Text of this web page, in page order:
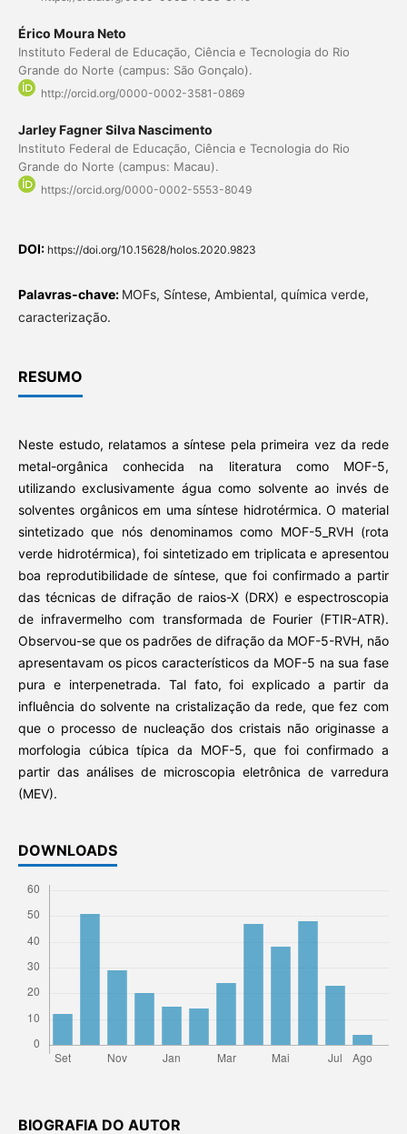
Érico Moura Neto
Instituto Federal de Educação, Ciência e Tecnologia do Rio
Grande do Norte (campus: São Gonçalo).
http://orcid.org/0000-0002-3581-0869
Jarley Fagner Silva Nascimento
Instituto Federal de Educação, Ciência e Tecnologia do Rio
Grande do Norte (campus: Macau).
https://orcid.org/0000-0002-5553-8049
DOI: https://doi.org/10.15628/holos.2020.9823
Palavras-chave: MOFs, Síntese, Ambiental, química verde,
caracterização.
RESUMO
Neste estudo, relatamos a síntese pela primeira vez da rede
metal-orgânica conhecida na literatura como MOF-5,
utilizando exclusivamente água como solvente ao invés de
solventes orgânicos em uma síntese hidrotérmica. O material
sintetizado que nós denominamos como MOF-5_RVH (rota
verde hidrotérmica), foi sintetizado em triplicata e apresentou
boa reprodutibilidade de síntese, que foi confirmado a partir
das técnicas de difração de raios-X (DRX) e espectroscopia
de infravermelho com transformada de Fourier (FTIR-ATR).
Observou-se que os padrões de difração da MOF-5-RVH, não
apresentavam os picos característicos da MOF-5 na sua fase
pura e interpenetrada. Tal fato, foi explicado a partir da
influência do solvente na cristalização da rede, que fez com
que o processo de nucleação dos cristais não originasse a
morfologia cúbica típica da MOF-5, que foi confirmado a
partir das análises de microscopia eletrônica de varredura
(MEV).
DOWNLOADS
BIOGRAFIA DO AUTOR